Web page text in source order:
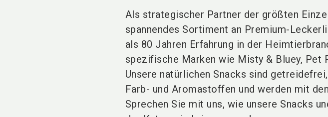
Als strategischer Partner der größten
spannendes Sortiment an Premium-
als 80 Jahren Erfahrung in der
spezifische Marken wie Misty & Bluey, Pet
Unsere natürlichen Snacks sind
Farb- und Aromastoffen und werden mit
Sprechen Sie mit uns, wie unsere Snacks